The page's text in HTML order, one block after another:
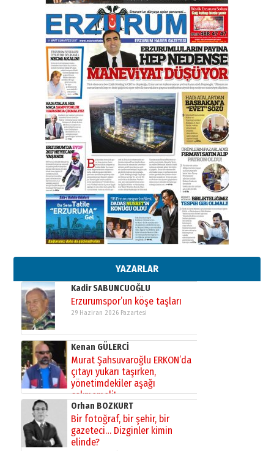
YAZARLAR
Bir fotoğraf, bir şehir, bir
gazeteci… Dizginler kimin
elinde?
31 Mart 2026 Salı
A. Berhan Yılmaz
BİR BÖLÜM DEĞİL, BİR ÖMÜR
SEÇİYORSUNUZ… “NEDEN
ATATÜRK ÜNİVERSİTESİ?”
28 Temmuz 2026 Salı
Ahmet Gökhan YAZICI
Ahmed Yesevi’den bir Alperen…
”Reisimiz” idi… Hakka yürüdü.!
26 Mart 2026 Perşembe
Cem Bakırcı
Ardında bıraktığı hatıralarıyla
gönül adamı Faruk Terzioğlu!
13 Mayıs 2026 Çarşamba
Esat BİNDESEN
TRT’NİN BÖLGEYE AÇILAN SESİ
Kadir SABUNCUOĞLU
Erzurumspor’un köşe taşları
29 Haziran 2026 Pazartesi
Kenan GÜLERCİ
Murat Şahsuvaroğlu ERKON’da
çıtayı yukarı taşırken,
yönetimdekiler aşağı
çekmemeli!
17 Şubat 2026 SalıOrhan BOZKURT
Bir fotoğraf, bir şehir, bir
gazeteci… Dizginler kimin
elinde?